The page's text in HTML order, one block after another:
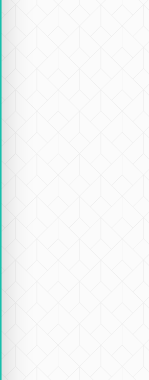
service. We have
to travel
cities in Taiwan.
has been
and arrives
time. As there is
English it
difficulty out of
the
details and
prior to the
convenient.